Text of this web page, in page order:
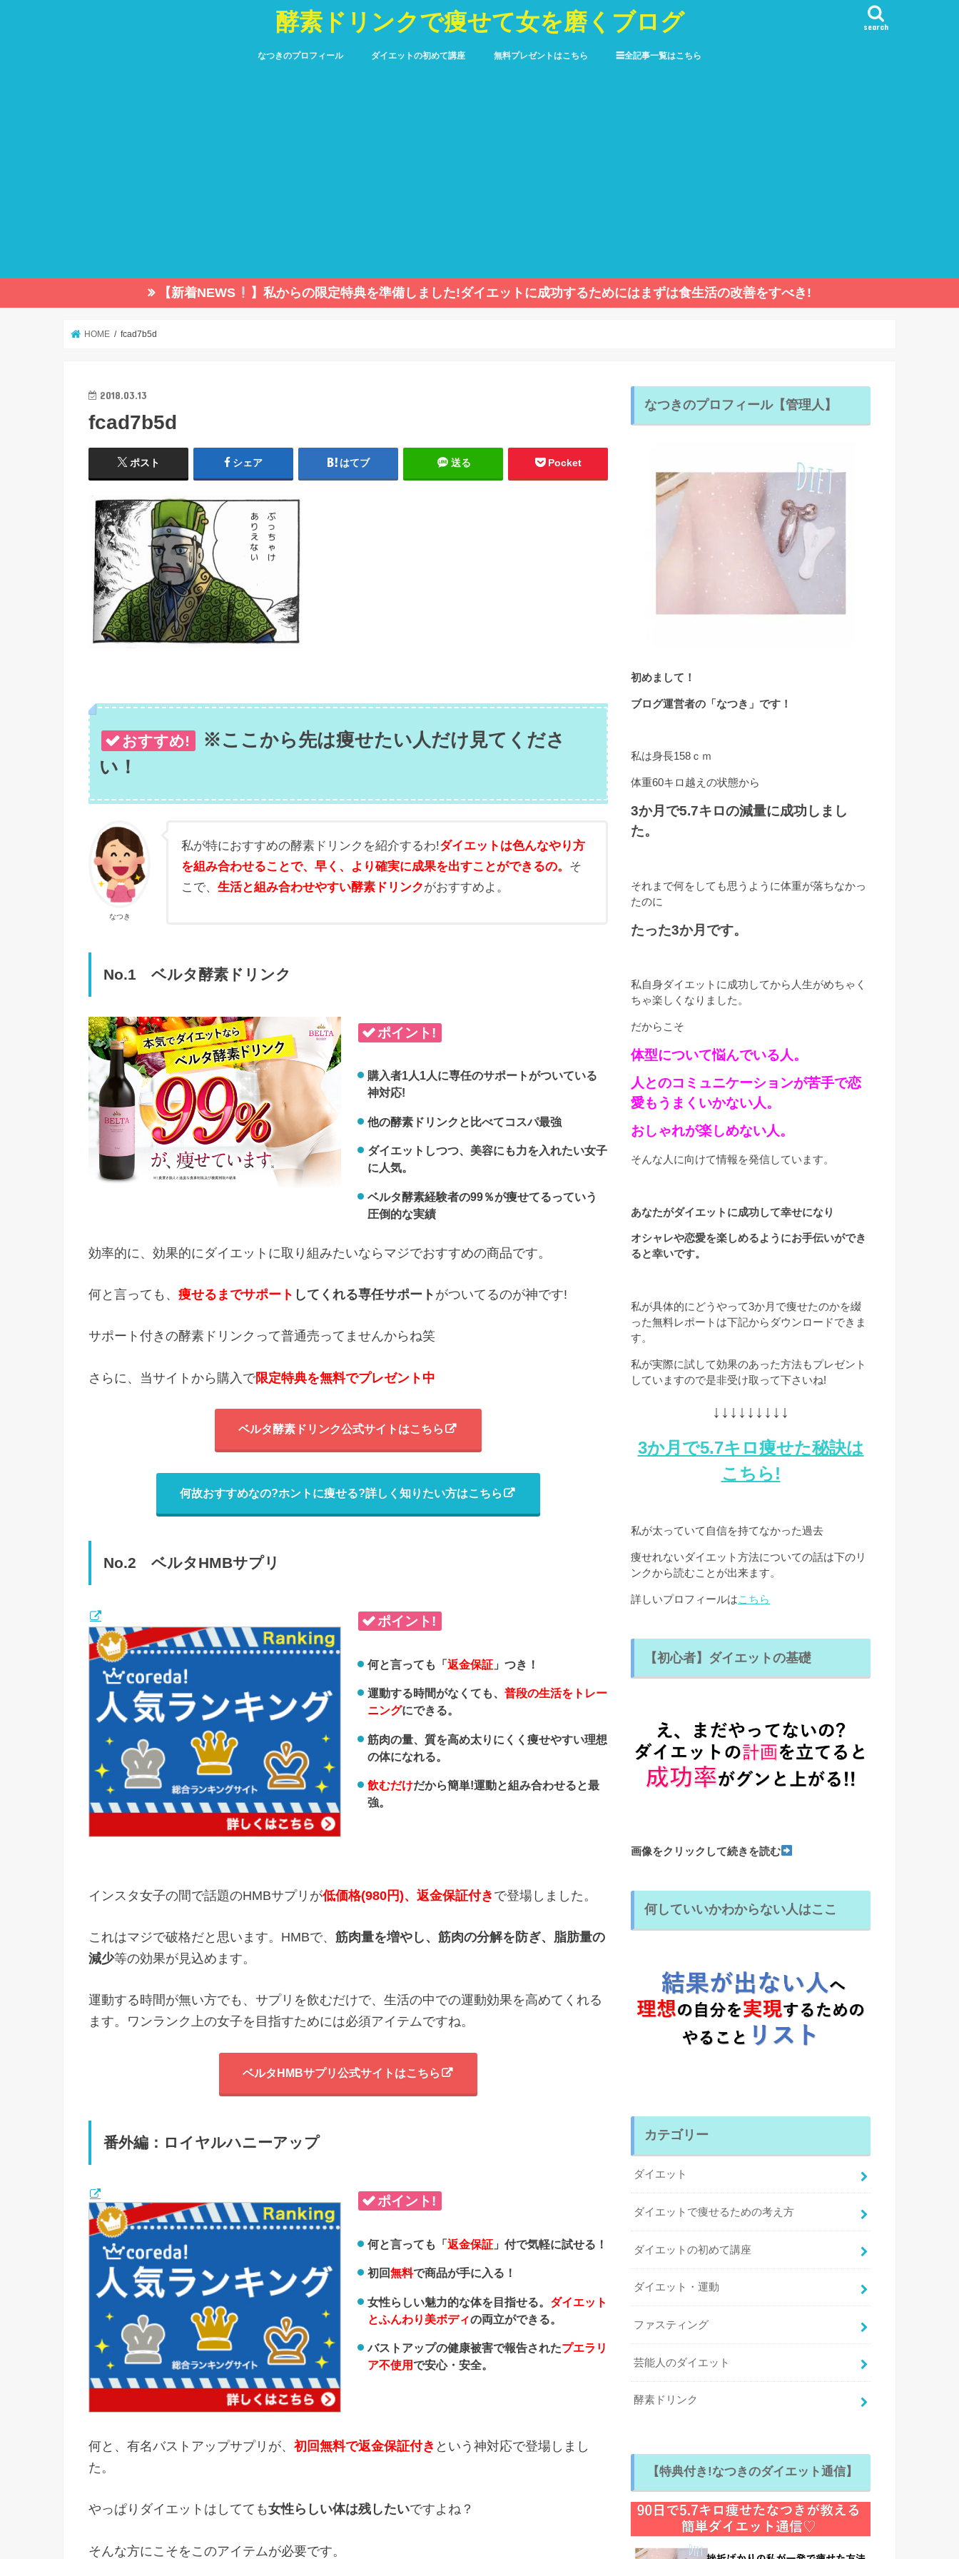
酵素ドリンクで痩せて女を磨くブログ search
なつきのプロフィール ダイエットの初めて講座 無料プレゼントはこちら ☰全記事一覧はこちら
【新着NEWS 】私からの限定特典を準備しました!ダイエットに成功するためにはまずは食生活の改善をすべき!
HOME fcad7b5d
2018.03.13
fcad7b5d
ポスト シェア はてブ 送る Pocket
おすすめ!
※ここから先は痩せたい人だけ見てくださ
い！
なつき
私が特におすすめの酵素ドリンクを紹介するわ!ダイエットは色んなやり方
を組み合わせることで、早く、より確実に成果を出すことができるの。 そ
こで、生活と組み合わせやすい酵素ドリンクがおすすめよ。
No.1 ベルタ酵素ドリンク
ポイント!
購入者1人1人に専任のサポートがついている
神対応!
他の酵素ドリンクと比べてコスパ最強
ダイエットしつつ、美容にも力を入れたい女子
に人気。
ベルタ酵素経験者の99％が痩せてるっていう
圧倒的な実績
効率的に、効果的にダイエットに取り組みたいならマジでおすすめの商品です。
何と言っても、 痩せるまでサポート してくれる専任サポート がついてるのが神です!
サポート付きの酵素ドリンクって普通売ってませんからね笑
さらに、当サイトから購入で限定特典を無料でプレゼント中
ベルタ酵素ドリンク公式サイトはこちら
何故おすすめなの?ホントに痩せる?詳しく知りたい方はこちら
No.2 ベルタHMBサプリ
ポイント!
何と言っても「返金保証」つき！
運動する時間がなくても、 普段の生活をトレー
ニングにできる。
筋肉の量、質を高め太りにくく痩せやすい理想
の体になれる。
飲むだけだから簡単!運動と組み合わせると最
強。
インスタ女子の間で話題のHMBサプリが低価格(980円)、返金保証付き で登場しました。
これはマジで破格だと思います。HMBで、 筋肉量を増やし、 筋肉の分解を防ぎ、 脂肪量の
減少等の効果が見込めます。
運動する時間が無い方でも、サプリを飲むだけで、生活の中での運動効果を高めてくれる
ます。ワンランク上の女子を目指すためには必須アイテムですね。
ベルタHMBサプリ公式サイトはこちら
番外編：ロイヤルハニーアップ
ポイント!
何と言っても「返金保証」付で気軽に試せる！
初回無料で商品が手に入る！
女性らしい魅力的な体を目指せる。 ダイエット
とふんわり美ボディの両立ができる。
バストアップの健康被害で報告されたプエラリ
ア不使用で安心・安全。
何と、有名バストアップサプリが、 初回無料で返金保証付き という神対応で登場しまし
た。
やっぱりダイエットはしてても女性らしい体は残したいですよね？
そんな方にこそをこのアイテムが必要です。
なつきのプロフィール【管理人】
初めまして！
ブログ運営者の「なつき」です！
私は身長158ｃｍ
体重60キロ越えの状態から
3か月で5.7キロの減量に成功しまし
た。
それまで何をしても思うように体重が落ちなかっ
たのに
たった3か月です。
私自身ダイエットに成功してから人生がめちゃく
ちゃ楽しくなりました。
だからこそ
体型について悩んでいる人。
人とのコミュニケーションが苦手で恋
愛もうまくいかない人。
おしゃれが楽しめない人。
そんな人に向けて情報を発信しています。
あなたがダイエットに成功して幸せになり
オシャレや恋愛を楽しめるようにお手伝いができ
ると幸いです。
私が具体的にどうやって3か月で痩せたのかを綴
った無料レポートは下記からダウンロードできま
す。
私が実際に試して効果のあった方法もプレゼント
していますので是非受け取って下さいね!
↓↓↓↓↓↓↓↓↓
3か月で5.7キロ痩せた秘訣は
こちら!
私が太っていて自信を持てなかった過去
痩せれないダイエット方法についての話は下のリ
ンクから読むことが出来ます。
詳しいプロフィールはこちら
【初心者】ダイエットの基礎
画像をクリックして続きを読む
何していいかわからない人はここ
カテゴリー
ダイエット
ダイエットで痩せるための考え方
ダイエットの初めて講座
ダイエット・運動
ファスティング
芸能人のダイエット
酵素ドリンク
【特典付き!なつきのダイエット通信】